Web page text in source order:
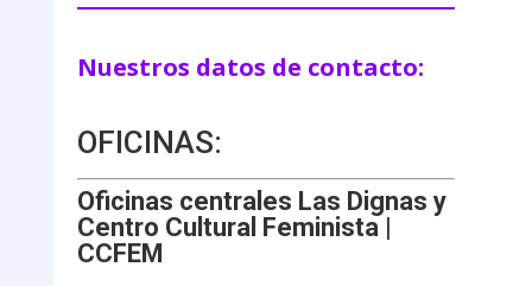
Nuestros datos de contacto:
OFICINAS:
Oficinas centrales Las Dignas y
Centro Cultural Feminista |
CCFEM